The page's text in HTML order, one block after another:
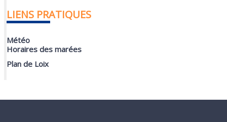
LIENS PRATIQUES
Météo
Horaires des marées
Plan de Loix